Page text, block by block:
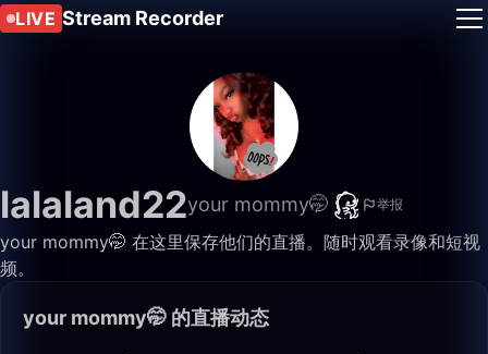
LIVE Stream Recorder
lalaland22your mommy🤭 举报
your mommy🤭 在这里保存他们的直播。随时观看录像和短视
频。
your mommy🤭 的直播动态